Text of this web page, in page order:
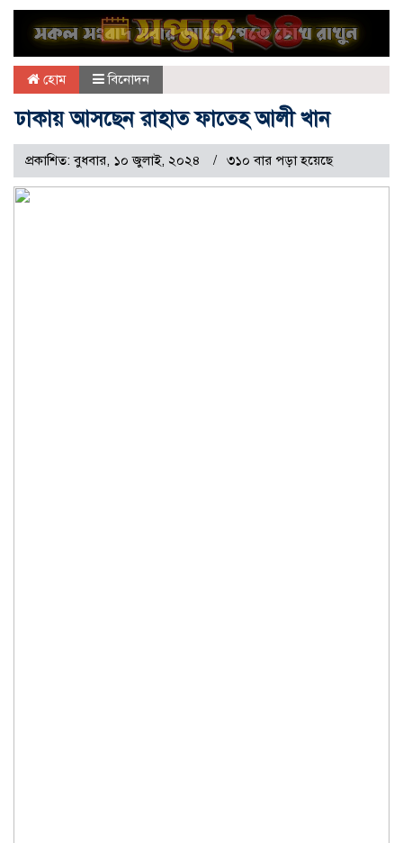
হোম বিনোদন
ঢাকায় আসছেন রাহাত ফাতেহ আলী খান
প্রকাশিত: বুধবার, ১০ জুলাই, ২০২৪ ৩১০ বার পড়া হয়েছে